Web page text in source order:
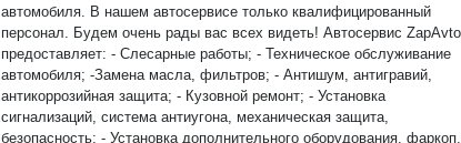
автомобиля. В нашем автосервисе только квалифицированный
персонал. Будем очень рады вас всех видеть! Автосервис ZapAvto
предоставляет: - Слесарные работы; - Техническое обслуживание
автомобиля; -Замена масла, фильтров; - Антишум, антигравий,
антикоррозийная защита; - Кузовной ремонт; - Установка
сигнализаций, система антиугона, механическая защита,
безопасность; - Установка дополнительного оборудования, фаркоп,